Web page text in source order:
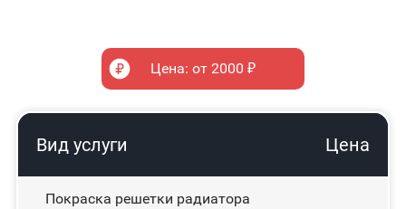
Цена: от 2000 ₽
Вид услуги Цена
Покраска решетки радиатора